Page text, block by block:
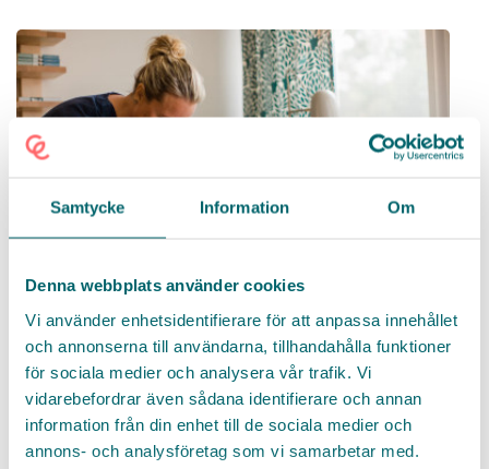
Samtycke Information Om
Denna webbplats använder cookies
Vi använder enhetsidentifierare för att anpassa innehållet
och annonserna till användarna, tillhandahålla funktioner
för sociala medier och analysera vår trafik. Vi
vidarebefordrar även sådana identifierare och annan
information från din enhet till de sociala medier och
annons- och analysföretag som vi samarbetar med.
Undersköterska till Villa Ängby
Knivsta
Höjdpunkter: Utbildning för att du ska lyckas. Trygga